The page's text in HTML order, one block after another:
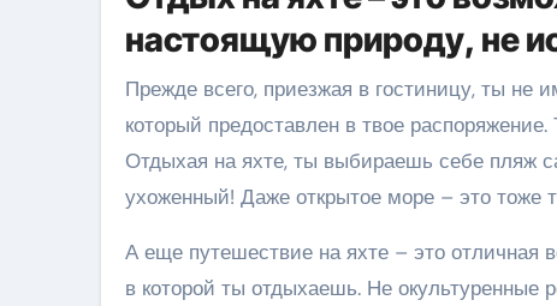
настоящую природу, не
Прежде всего, приезжая в гостиницу, ты
который предоставлен в твое
Отдыхая на яхте, ты выбираешь себе пляж
ухоженный! Даже открытое море – это
А еще путешествие на яхте – это отличная
в которой ты отдыхаешь. Не окультуренные